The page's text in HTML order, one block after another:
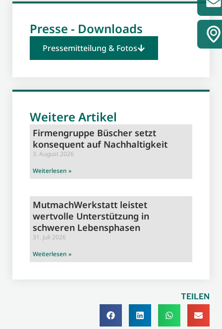
Presse - Downloads
Pressemitteilung & Fotos
Weitere Artikel
Firmengruppe Büscher setzt
konsequent auf Nachhaltigkeit
3. August 2026
Weiterlesen »
MutmachWerkstatt leistet
wertvolle Unterstützung in
schweren Lebensphasen
31. Juli 2026
Weiterlesen »
TEILEN